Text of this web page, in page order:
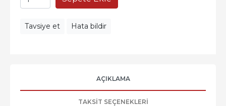
Tavsiye et Hata bildir
AÇIKLAMA
TAKSIT SEÇENEKLERI